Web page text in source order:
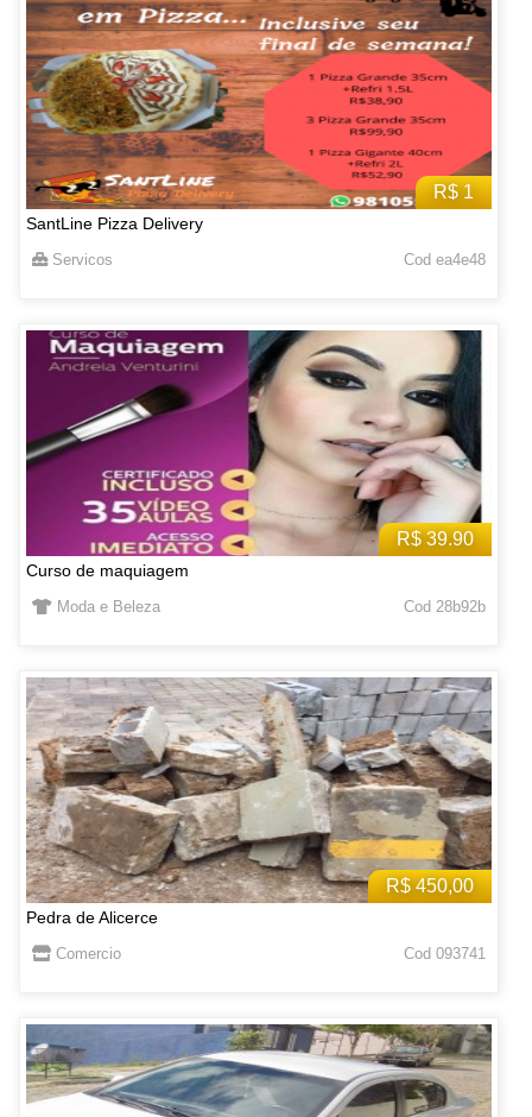
R$ 1
SantLine Pizza Delivery
Servicos Cod ea4e48
R$ 39.90
Curso de maquiagem
Moda e Beleza Cod 28b92b
R$ 450,00
Pedra de Alicerce
Comercio Cod 093741